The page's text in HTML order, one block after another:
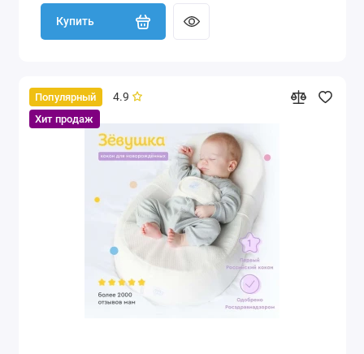
Купить
Популярный
Хит продаж
4.9